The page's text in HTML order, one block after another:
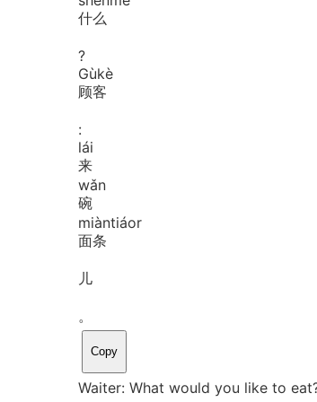
什么
?
Gùkè
顾客
:
lái
来
wǎn
碗
miàntiáor
面条
儿
。
Copy
Waiter: What would you like to